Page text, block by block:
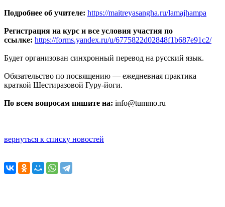
Подробнее об учителе: https://maitreyasangha.ru/lamajhampa
Регистрация на курс и все условия участия по
ссылке: https://forms.yandex.ru/u/6775822d02848f1b687e91c2/
Будет организован синхронный перевод на русский язык.
Обязательство по посвящению — ежедневная практика
краткой Шестиразовой Гуру-йоги.
По всем вопросам пишите на: info@tummo.ru
вернуться к списку новостей